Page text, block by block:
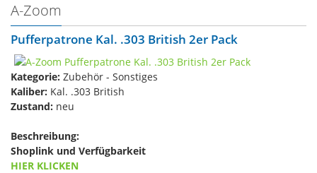
A-Zoom
Pufferpatrone Kal. .303 British 2er Pack
Kategorie: Zubehör - Sonstiges
Kaliber: Kal. .303 British
Zustand: neu
Beschreibung:
Shoplink und Verfügbarkeit
HIER KLICKEN